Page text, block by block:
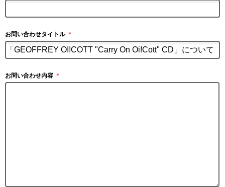
お問い合わせタイトル ＊
お問い合わせ内容 ＊